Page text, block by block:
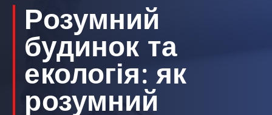
Розумний
будинок та
екологія: як
розумний